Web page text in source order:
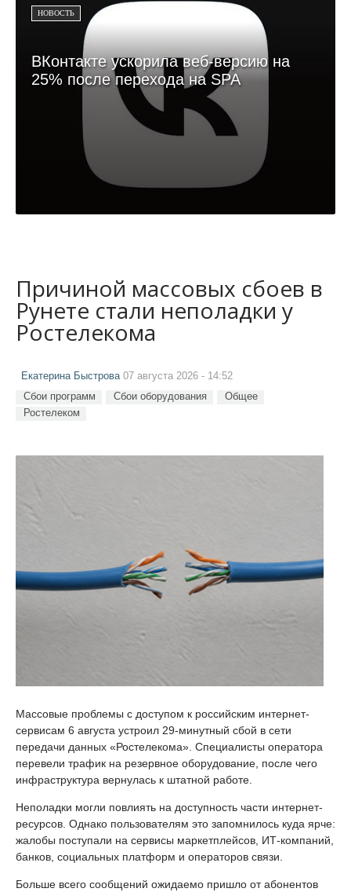
НОВОСТЬ
ВКонтакте ускорила веб-версию на
25% после перехода на SPA
Причиной массовых сбоев в
Рунете стали неполадки у
Ростелекома
Екатерина Быстрова 07 августа 2026 - 14:52
Сбои программ Сбои оборудования
Общее
Ростелеком
Массовые проблемы с доступом к российским интернет-
сервисам 6 августа устроил 29-минутный сбой в сети
передачи данных «Ростелекома». Специалисты оператора
перевели трафик на резервное оборудование, после чего
инфраструктура вернулась к штатной работе.
Неполадки могли повлиять на доступность части интернет-
ресурсов. Однако пользователям это запомнилось куда ярче:
жалобы поступали на сервисы маркетплейсов, ИТ-компаний,
банков, социальных платформ и операторов связи.
Больше всего сообщений ожидаемо пришло от абонентов